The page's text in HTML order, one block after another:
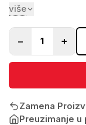
dolaze. Ojačana
skladištenje alata,
čisti vlažnom
radnog stola i
koristi.
Boja
Materijal
više
− 1 +
Zamena
Preuzimanje